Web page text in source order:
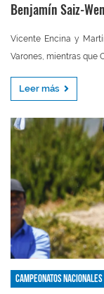
Benjamín Saiz-
Vicente Encina y
Varones, mientras que
Leer más
Campeonatos nacionales